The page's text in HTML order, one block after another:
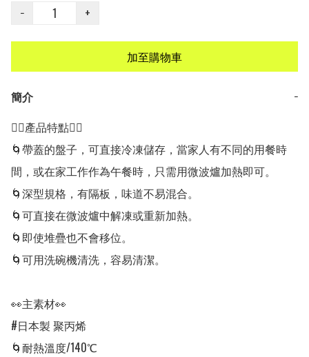
−
+
加至購物車
簡介
−
👍🏻產品特點👍🏻
🌀帶蓋的盤子，可直接冷凍儲存，當家人有不同的用餐時
間，或在家工作作為午餐時，只需用微波爐加熱即可。
🌀深型規格，有隔板，味道不易混合。
🌀可直接在微波爐中解凍或重新加熱。
🌀即使堆疊也不會移位。
🌀可用洗碗機清洗，容易清潔。
👀主素材👀
#日本製 聚丙烯
🌀耐熱溫度/140℃